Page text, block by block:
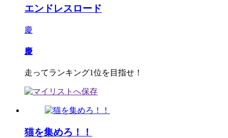
エンドレスロード
慶
慶
走ってランキング1位を目指せ！
猫を集めろ！！